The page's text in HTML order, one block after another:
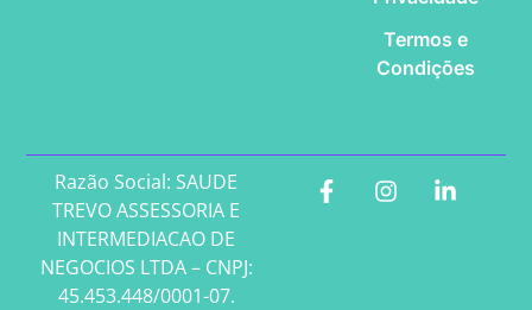
Termos e
Condições
Razão Social: SAUDE
TREVO ASSESSORIA E
INTERMEDIACAO DE
NEGOCIOS LTDA – CNPJ:
45.453.448/0001-07.